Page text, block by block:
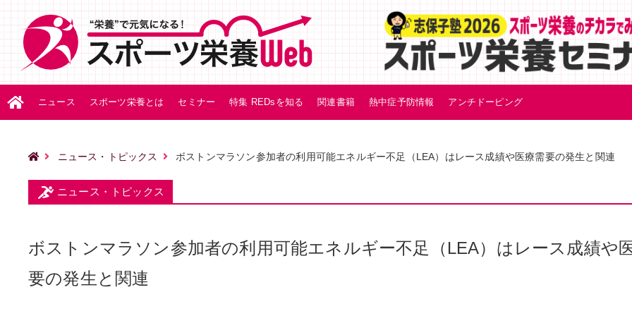
ニュース スポーツ栄養とは セミナー 特集 REDsを知る 関連書籍 熱中症予防情報 アンチドーピング
ニュース・トピックス ボストンマラソン参加者の利用可能エネルギー不足（LEA）はレース成績や医療需要の発生と関連
ニュース・トピックス
ボストンマラソン参加者の利用可能エネルギー不足（LEA）はレース成績や
要の発生と関連